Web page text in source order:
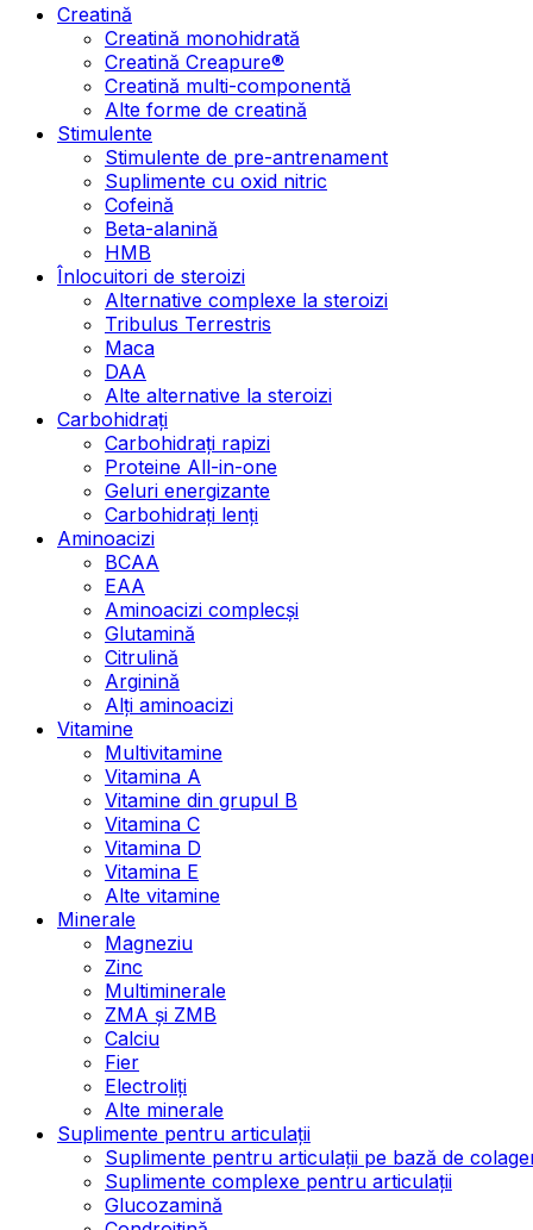
Creatină
Creatină monohidrată
Creatină Creapure®
Creatină multi-componentă
Alte forme de creatină
Stimulente
Stimulente de pre-antrenament
Suplimente cu oxid nitric
Cofeină
Beta-alanină
HMB
Înlocuitori de steroizi
Alternative complexe la steroizi
Tribulus Terrestris
Maca
DAA
Alte alternative la steroizi
Carbohidrați
Carbohidrați rapizi
Proteine All-in-one
Geluri energizante
Carbohidrați lenți
Aminoacizi
BCAA
EAA
Aminoacizi complecși
Glutamină
Citrulină
Arginină
Alți aminoacizi
Vitamine
Multivitamine
Vitamina A
Vitamine din grupul B
Vitamina C
Vitamina D
Vitamina E
Alte vitamine
Minerale
Magneziu
Zinc
Multiminerale
ZMA și ZMB
Calciu
Fier
Electroliți
Alte minerale
Suplimente pentru articulații
Suplimente pentru articulații pe bază de
Suplimente complexe pentru articulații
Glucozamină